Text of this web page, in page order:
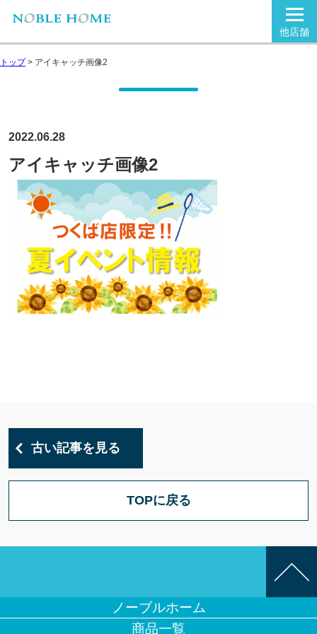
他店舗
トップ> アイキャッチ画像2
2022.06.28
アイキャッチ画像2
古い記事を見る
TOPに戻る
ノーブルホーム
商品一覧